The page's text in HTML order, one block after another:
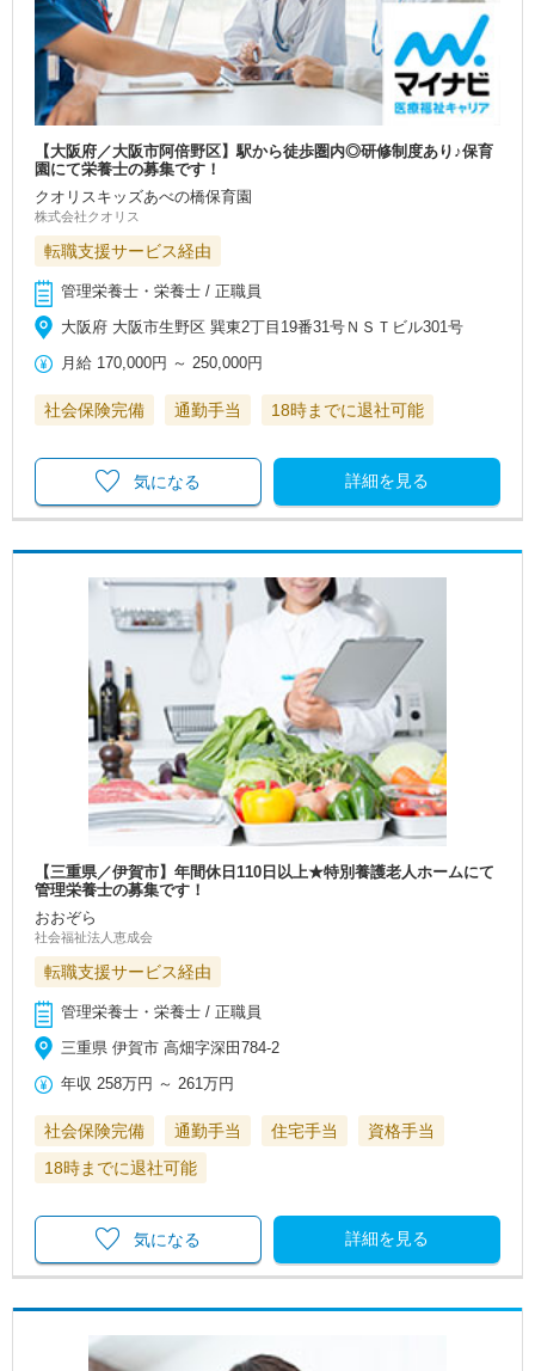
【大阪府／大阪市阿倍野区】駅から徒歩圏内◎研修制度あり♪保育
園にて栄養士の募集です！
クオリスキッズあべの橋保育園
株式会社クオリス
転職支援サービス経由
管理栄養士・栄養士 / 正職員
大阪府 大阪市生野区 巽東2丁目19番31号ＮＳＴビル301号
月給 170,000円 ～ 250,000円
社会保険完備 通勤手当 18時までに退社可能
詳細を見る
気になる
【三重県／伊賀市】年間休日110日以上★特別養護老人ホームにて
管理栄養士の募集です！
おおぞら
社会福祉法人恵成会
転職支援サービス経由
管理栄養士・栄養士 / 正職員
三重県 伊賀市 高畑字深田784-2
年収 258万円 ～ 261万円
社会保険完備 通勤手当 住宅手当
資格手当
18時までに退社可能
詳細を見る
気になる